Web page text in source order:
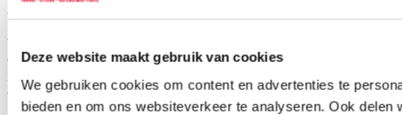
Deze website maakt gebruik van cookies
We gebruiken cookies om content en advertenties te
bieden en om ons websiteverkeer te analyseren. Ook
Genuine Honda Parts vs. Counterfeit Parts
We would like to inform all of our customers that all OEM /
Genuine Honda parts we offer in our shop (including discounted
items), are 100% genuine Honda products purchased through
official and legitimate channels.